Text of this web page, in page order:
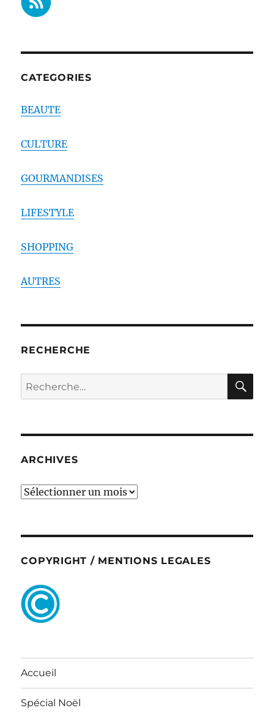
CATEGORIES
BEAUTE
CULTURE
GOURMANDISES
LIFESTYLE
SHOPPING
AUTRES
RECHERCHE
Recherche
pour :
ARCHIVES
ARCHIVES
COPYRIGHT / MENTIONS LEGALES
Accueil
Spécial Noël